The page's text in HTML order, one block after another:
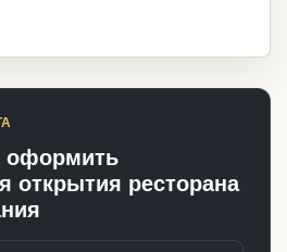
оформить
открытия ресторана